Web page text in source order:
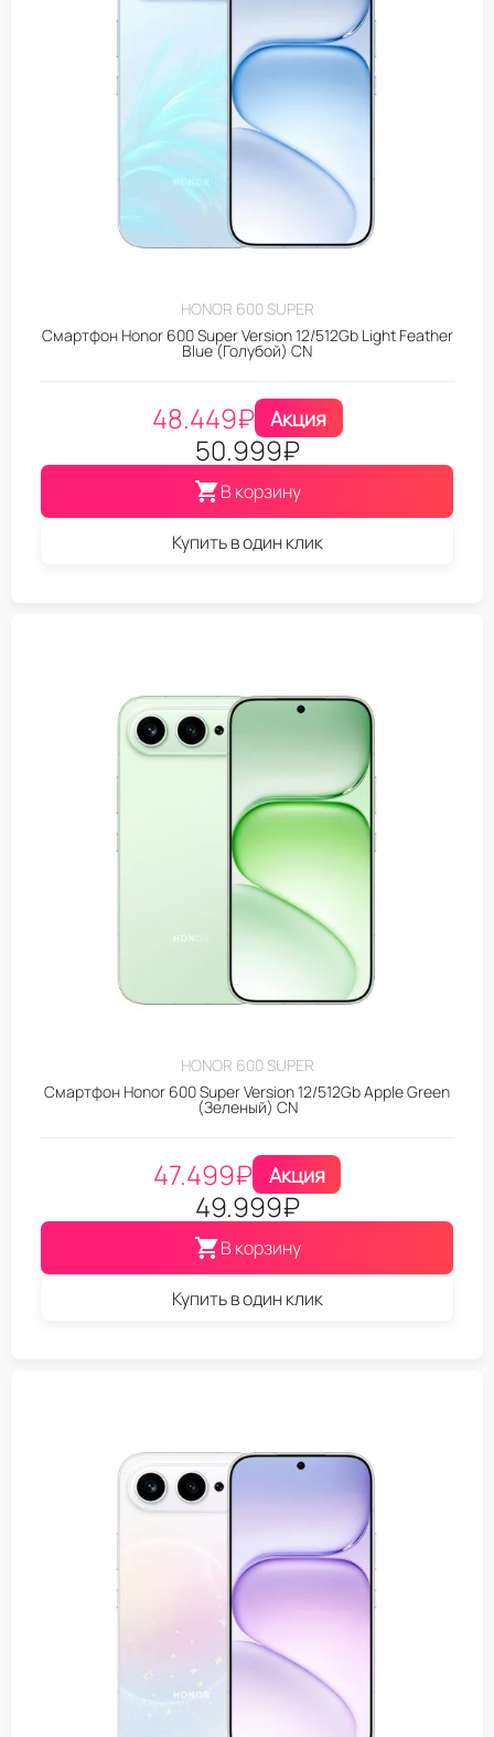
HONOR 600 SUPER
Смартфон Honor 600 Super Version 12/512Gb Light Feather
Blue (Голубой) CN
48.449₽ Акция
50.999₽
В корзину
Купить в один клик
HONOR 600 SUPER
Смартфон Honor 600 Super Version 12/512Gb Apple Green
(Зеленый) CN
47.499₽ Акция
49.999₽
В корзину
Купить в один клик